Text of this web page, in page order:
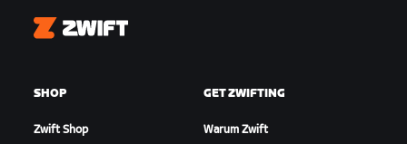
Zwift
SHOP
Zwift Shop
GET ZWIFTING
Warum Zwift